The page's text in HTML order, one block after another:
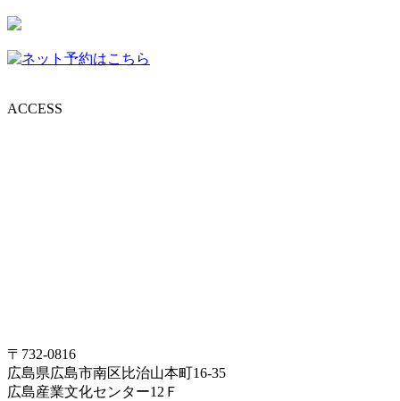
ACCESS
〒732-0816
広島県広島市南区比治山本町16-35
広島産業文化センター12Ｆ